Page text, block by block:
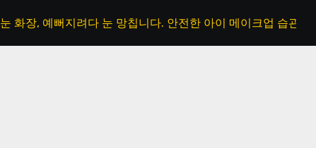
눈 화장, 예뻐지려다 눈 망칩니다. 안전한 아이 메이크업 습관